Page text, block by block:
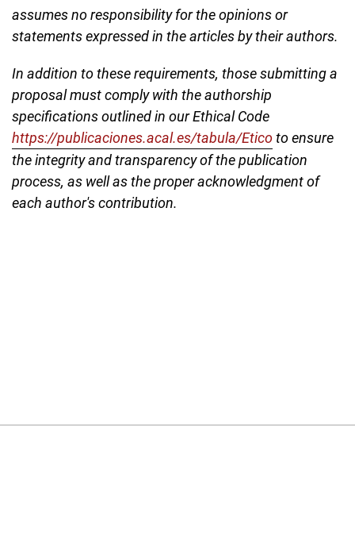
assumes no responsibility for the opinions or
statements expressed in the articles by their authors.
In addition to these requirements, those submitting a
proposal must comply with the authorship
specifications outlined in our Ethical Code
https://publicaciones.acal.es/tabula/Eticoto ensure
the integrity and transparency of the publication
process, as well as the proper acknowledgment of
each author's contribution.